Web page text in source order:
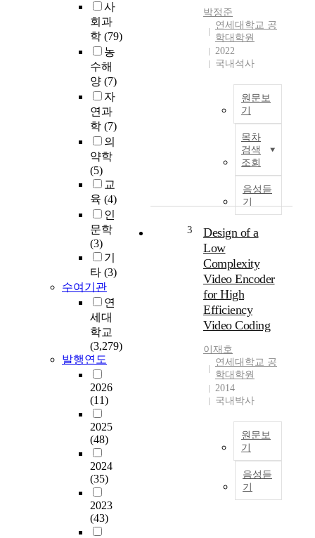
사
회과
학 (79)
농
수해
양 (7)
자
연과
학 (7)
의
약학
(5)
교
육 (4)
인
문학
(3)
기
타 (3)
수여기관
연
세대
학교
(3,279)
발행연도
2026
(11)
2025
(48)
2024
(35)
2023
(43)
박정준
연세대학교 공
학대학원
2022
국내석사
원문보
기
목차
검색
조회
음성듣
기
3
Design of a
Low
Complexity
Video Encoder
for High
Efficiency
Video Coding
이재호
연세대학교 공
학대학원
2014
국내박사
원문보
기
음성듣
기